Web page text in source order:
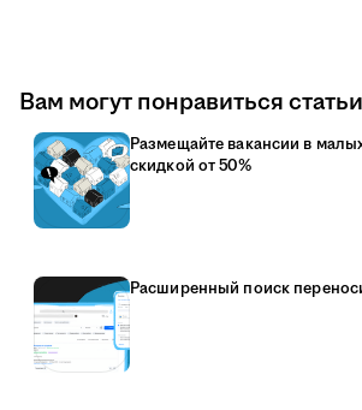
Вам могут понравиться
Размещайте вакансии в
скидкой от 50%
Расширенный поиск